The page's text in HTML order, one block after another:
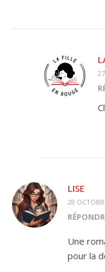
LISE
28
Une
pour la